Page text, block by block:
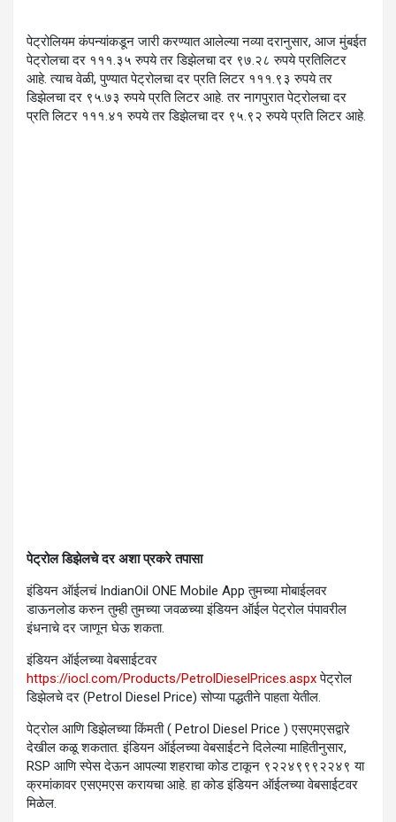
पेट्रोलियम कंपन्यांकडून जारी करण्यात आलेल्या नव्या दरानुसार, आज मुंबईत
पेट्रोलचा दर १११.३५ रुपये तर डिझेलचा दर ९७.२८ रुपये प्रतिलिटर
आहे. त्याच वेळी, पुण्यात पेट्रोलचा दर प्रति लिटर १११.९३ रुपये तर
डिझेलचा दर ९५.७३ रुपये प्रति लिटर आहे. तर नागपुरात पेट्रोलचा दर
प्रति लिटर १११.४१ रुपये तर डिझेलचा दर ९५.९२ रुपये प्रति लिटर आहे.
पेट्रोल डिझेलचे दर अशा प्रकरे तपासा
इंडियन ऑईलचं IndianOil ONE Mobile App तुमच्या मोबाईलवर
डाऊनलोड करुन तुम्ही तुमच्या जवळच्या इंडियन ऑईल पेट्रोल पंपावरील
इंधनाचे दर जाणून घेऊ शकता.
इंडियन ऑईलच्या वेबसाईटवर
https://iocl.com/Products/PetrolDieselPrices.aspxपेट्रोल
डिझेलचे दर (Petrol Diesel Price) सोप्या पद्धतीने पाहता येतील.
पेट्रोल आणि डिझेलच्या किंमती ( Petrol Diesel Price ) एसएमएसद्वारे
देखील कळू शकतात. इंडियन ऑईलच्या वेबसाईटने दिलेल्या माहितीनुसार,
RSP आणि स्पेस देऊन आपल्या शहराचा कोड टाकून ९२२४९९९२२४९ या
क्रमांकावर एसएमएस करायचा आहे. हा कोड इंडियन ऑईलच्या वेबसाईटवर
मिळेल.